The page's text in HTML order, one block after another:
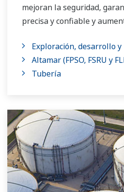
mejoran la seguridad,
precisa y confiable y
Exploración, desarrollo
Altamar (FPSO, FSRU y
Tubería